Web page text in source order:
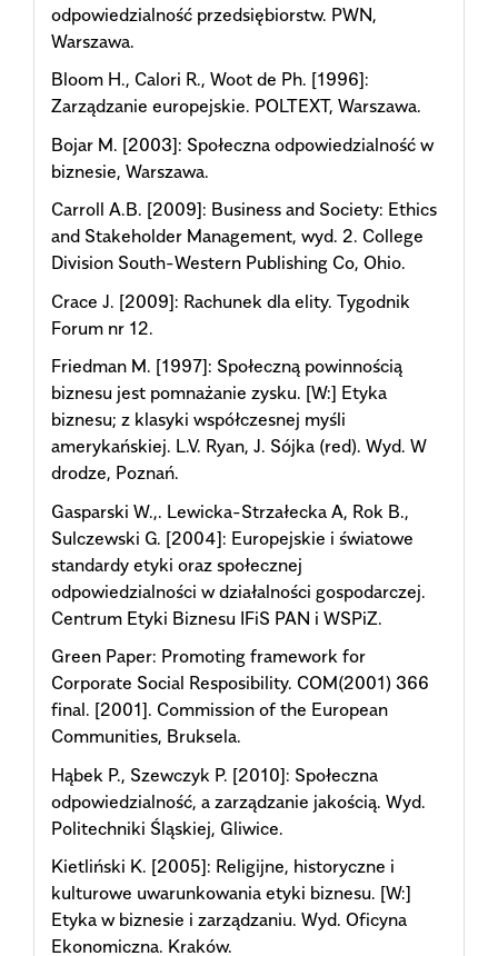
odpowiedzialność przedsiębiorstw. PWN,
Warszawa.
Bloom H., Calori R., Woot de Ph. [1996]:
Zarządzanie europejskie. POLTEXT, Warszawa.
Bojar M. [2003]: Społeczna odpowiedzialność w
biznesie, Warszawa.
Carroll A.B. [2009]: Business and Society: Ethics
and Stakeholder Management, wyd. 2. College
Division South-Western Publishing Co, Ohio.
Crace J. [2009]: Rachunek dla elity. Tygodnik
Forum nr 12.
Friedman M. [1997]: Społeczną powinnością
biznesu jest pomnażanie zysku. [W:] Etyka
biznesu; z klasyki współczesnej myśli
amerykańskiej. L.V. Ryan, J. Sójka (red). Wyd. W
drodze, Poznań.
Gasparski W.,. Lewicka-Strzałecka A, Rok B.,
Sulczewski G. [2004]: Europejskie i światowe
standardy etyki oraz społecznej
odpowiedzialności w działalności gospodarczej.
Centrum Etyki Biznesu IFiS PAN i WSPiZ.
Green Paper: Promoting framework for
Corporate Social Resposibility. COM(2001) 366
final. [2001]. Commission of the European
Communities, Bruksela.
Hąbek P., Szewczyk P. [2010]: Społeczna
odpowiedzialność, a zarządzanie jakością. Wyd.
Politechniki Śląskiej, Gliwice.
Kietliński K. [2005]: Religijne, historyczne i
kulturowe uwarunkowania etyki biznesu. [W:]
Etyka w biznesie i zarządzaniu. Wyd. Oficyna
Ekonomiczna. Kraków.